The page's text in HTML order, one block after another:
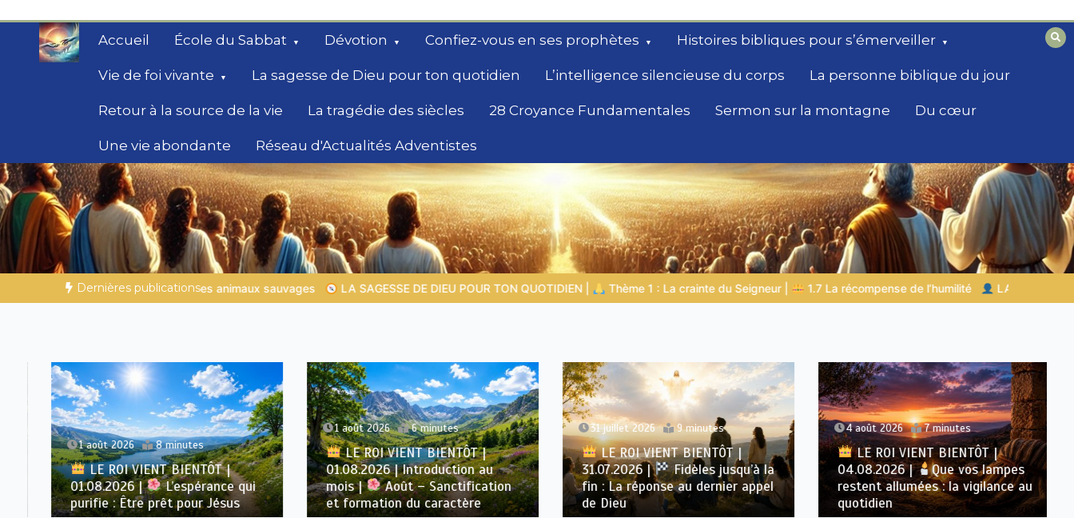
contenu
Accueil École du Sabbat Dévotion Confiez-vous en ses prophètes Histoires bibliques pour s’émerveiller
Vie de foi vivante La sagesse de Dieu pour ton quotidien L’intelligence silencieuse du corps La personne biblique du jour
Retour à la source de la vie La tragédie des siècles 28 Croyance Fundamentales Sermon sur la montagne Du cœur
Une vie abondante Réseau d'Actualités Adventistes
Secrets de la Bible
Des éclairages bibliques pour ceux qui cherchent un
chemin
Dernières publications
sauvages LA SAGESSE DE DIEU POUR TON QUOTIDIEN | Thème 1 : La crainte du Seigneur | 1.7 La récompense de l’humilité LA PERSONNE BIBLIQUE DU JOUR | 04.08.2026 |
1 août 2026 8 minutes
LE ROI VIENT BIENTÔT |
01.08.2026 |
L’espérance qui
purifie : Être prêt pour Jésus
1 août 2026 6 minutes
LE ROI VIENT BIENTÔT |
01.08.2026 | Introduction au
mois |
Août – Sanctification
et formation du caractère
31 juillet 2026 9 minutes
LE ROI VIENT BIENTÔT |
31.07.2026 |
Fidèles jusqu’à la
fin : La réponse au dernier appel
de Dieu
4 août 2026 7 minutes
LE ROI VIENT BIENTÔT |
04.08.2026 |
Que vos lampes
restent allumées : la vigilance au
quotidien